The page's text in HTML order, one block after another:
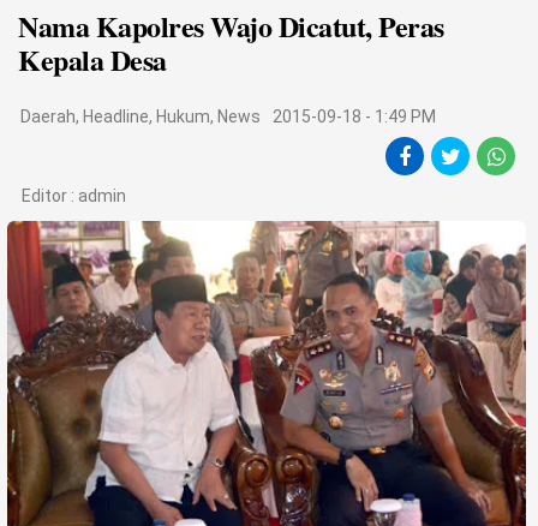
Otomotif
Hukum
Life Style
Profil
Opini
Video
More
Disclaimer
Nama Kapolres Wajo Dicatut, Peras
Kepala Desa
Daerah, Headline, Hukum, News 2015-09-18 - 1:49 PM
Editor : admin